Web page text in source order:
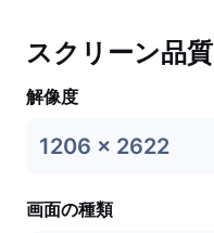
スクリーン品質
解像度
1206 x 2622
画面の種類